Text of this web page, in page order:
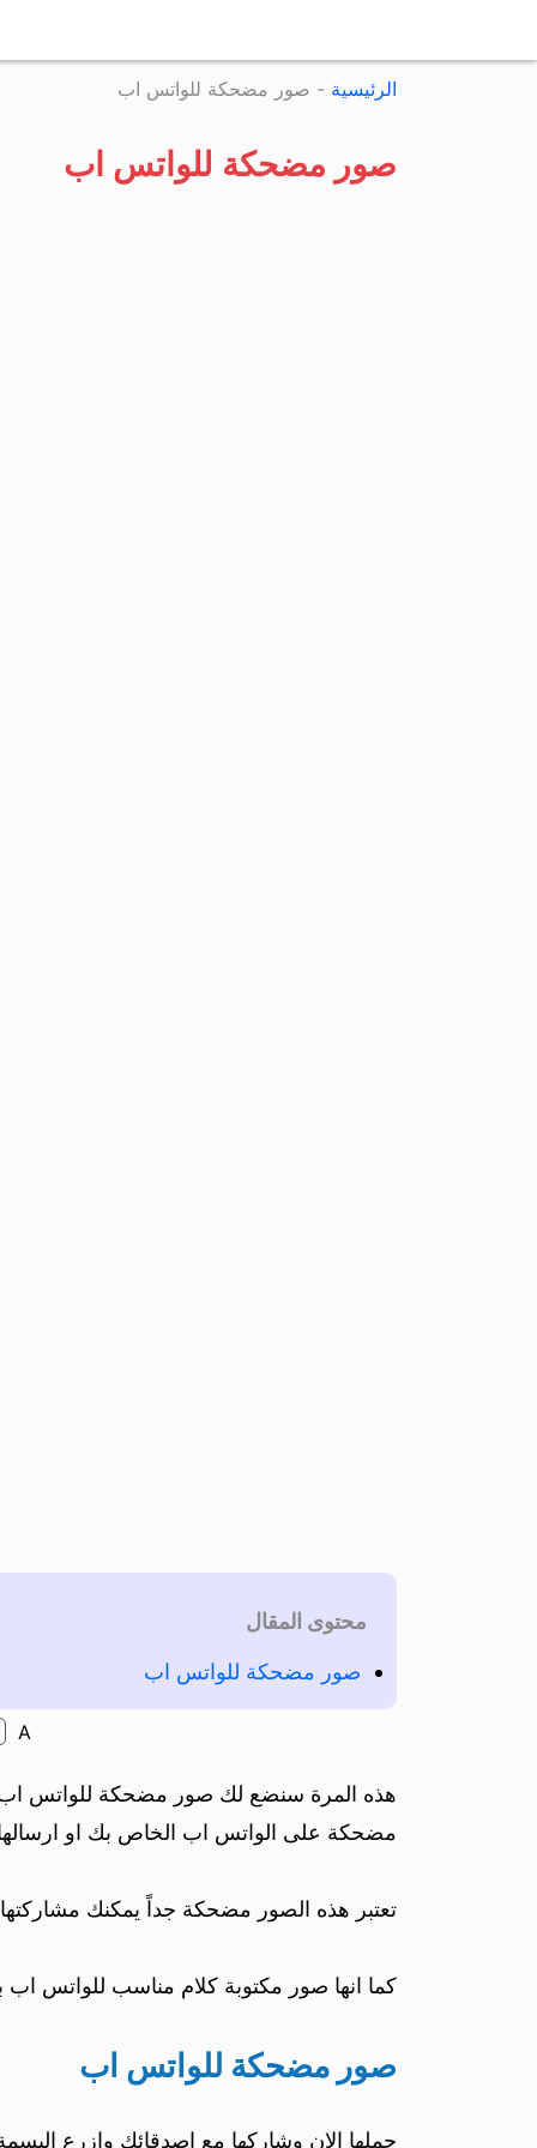
الرئيسية - صور مضحكة للواتس اب
صور مضحكة للواتس اب
محتوى المقال
صور مضحكة للواتس اب
A
هذه المرة سنضع لك صور مضحكة للواتس اب
مضحكة على الواتس اب الخاص بك او
تعتبر هذه الصور مضحكة جداً يمكنك
كما انها صور مكتوبة كلام مناسب للواتس
صور مضحكة للواتس اب
حملها الان وشاركها مع اصدقائك وازرع